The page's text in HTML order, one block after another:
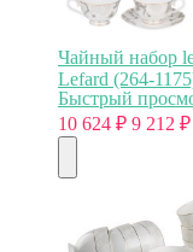
Чайный набор
Lefard (264-
Быстрый
10 624 ₽ 9 212 ₽